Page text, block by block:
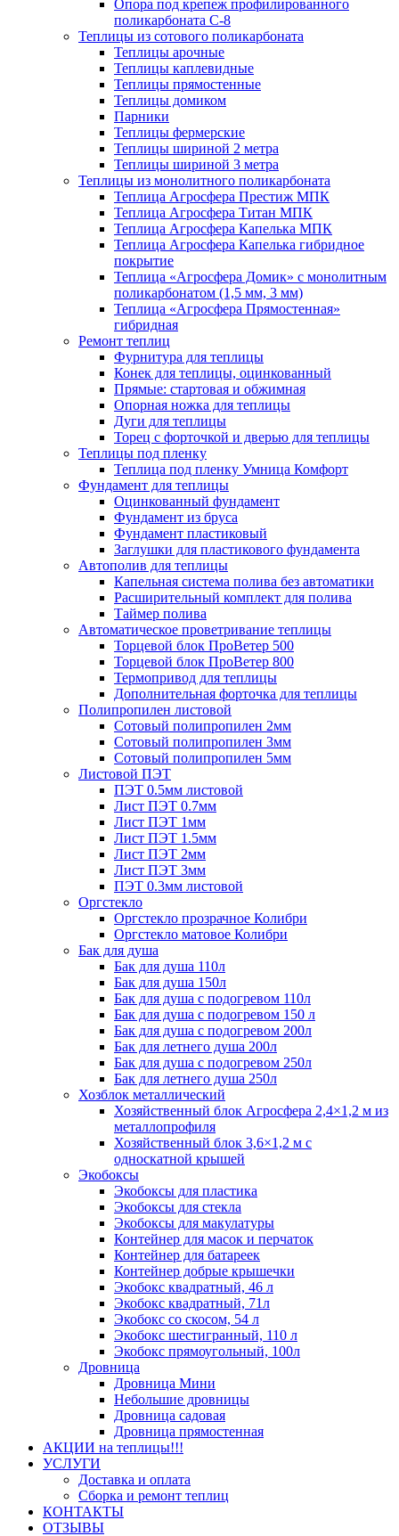
Опора под крепеж профилированного
поликарбоната С-8
Теплицы из сотового поликарбоната
Теплицы арочные
Теплицы каплевидные
Теплицы прямостенные
Теплицы домиком
Парники
Теплицы фермерские
Теплицы шириной 2 метра
Теплицы шириной 3 метра
Теплицы из монолитного поликарбоната
Теплица Агросфера Престиж МПК
Теплица Агросфера Титан МПК
Теплица Агросфера Капелька МПК
Теплица Агросфера Капелька гибридное
покрытие
Теплица «Агросфера Домик» с монолитным
поликарбонатом (1,5 мм, 3 мм)
Теплица «Агросфера Прямостенная»
гибридная
Ремонт теплиц
Фурнитура для теплицы
Конек для теплицы, оцинкованный
Прямые: стартовая и обжимная
Опорная ножка для теплицы
Дуги для теплицы
Торец с форточкой и дверью для теплицы
Теплицы под пленку
Теплица под пленку Умница Комфорт
Фундамент для теплицы
Оцинкованный фундамент
Фундамент из бруса
Фундамент пластиковый
Заглушки для пластикового фундамента
Автополив для теплицы
Капельная система полива без автоматики
Расширительный комплект для полива
Таймер полива
Автоматическое проветривание теплицы
Торцевой блок ПроВетер 500
Торцевой блок ПроВетер 800
Термопривод для теплицы
Дополнительная форточка для теплицы
Полипропилен листовой
Сотовый полипропилен 2мм
Сотовый полипропилен 3мм
Сотовый полипропилен 5мм
Листовой ПЭТ
ПЭТ 0.5мм листовой
Лист ПЭТ 0.7мм
Лист ПЭТ 1мм
Лист ПЭТ 1.5мм
Лист ПЭТ 2мм
Лист ПЭТ 3мм
ПЭТ 0.3мм листовой
Оргстекло
Оргстекло прозрачное Колибри
Оргстекло матовое Колибри
Бак для душа
Бак для душа 110л
Бак для душа 150л
Бак для душа с подогревом 110л
Бак для душа с подогревом 150 л
Бак для душа с подогревом 200л
Бак для летнего душа 200л
Бак для душа с подогревом 250л
Бак для летнего душа 250л
Хозблок металлический
Хозяйственный блок Агросфера 2,4×1,2 м из
металлопрофиля
Хозяйственный блок 3,6×1,2 м с
односкатной крышей
Экобоксы
Экобоксы для пластика
Экобоксы для стекла
Экобоксы для макулатуры
Контейнер для масок и перчаток
Контейнер для батареек
Контейнер добрые крышечки
Экобокс квадратный, 46 л
Экобокс квадратный, 71л
Экобокс со скосом, 54 л
Экобокс шестигранный, 110 л
Экобокс прямоугольный, 100л
Дровница
Дровница Мини
Небольшие дровницы
Дровница садовая
Дровница прямостенная
АКЦИИ на теплицы!!!
УСЛУГИ
Доставка и оплата
Сборка и ремонт теплиц
КОНТАКТЫ
ОТЗЫВЫ